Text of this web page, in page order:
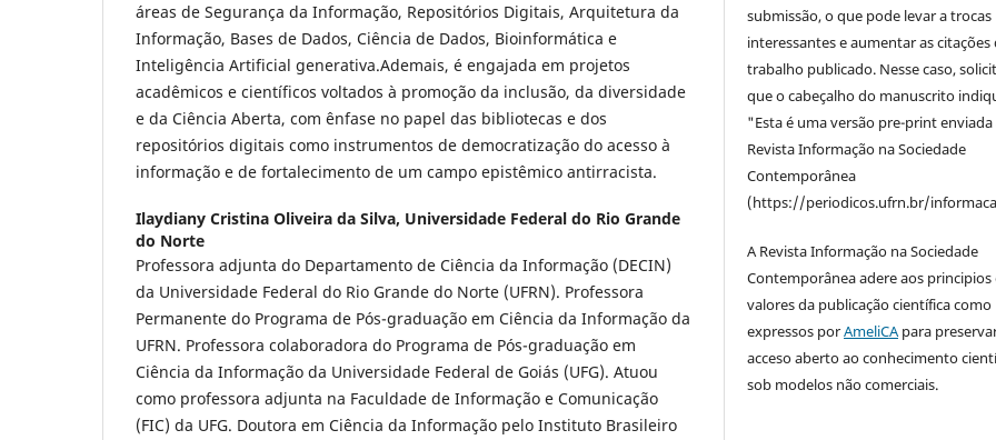
áreas de Segurança da Informação, Repositórios Digitais, Arquitetura da
Informação, Bases de Dados, Ciência de Dados, Bioinformática e
Inteligência Artificial generativa.Ademais, é engajada em projetos
acadêmicos e científicos voltados à promoção da inclusão, da diversidade
e da Ciência Aberta, com ênfase no papel das bibliotecas e dos
repositórios digitais como instrumentos de democratização do acesso à
informação e de fortalecimento de um campo epistêmico antirracista.
Ilaydiany Cristina Oliveira da Silva, Universidade Federal do Rio Grande
do Norte
Professora adjunta do Departamento de Ciência da Informação (DECIN)
da Universidade Federal do Rio Grande do Norte (UFRN). Professora
Permanente do Programa de Pós-graduação em Ciência da Informação da
UFRN. Professora colaboradora do Programa de Pós-graduação em
Ciência da Informação da Universidade Federal de Goiás (UFG). Atuou
como professora adjunta na Faculdade de Informação e Comunicação
(FIC) da UFG. Doutora em Ciência da Informação pelo Instituto Brasileiro
submissão, o que pode levar a trocas
interessantes e aumentar as citações
trabalho publicado. Nesse caso,
que o cabeçalho do manuscrito
"Esta é uma versão pre-print enviada
Revista Informação na Sociedade
Contemporânea
(https://periodicos.ufrn.br/
A Revista Informação na Sociedade
Contemporânea adere aos principios
valores da publicação científica como
expressos porAmeliCApara
acceso aberto ao conhecimento
sob modelos não comerciais.